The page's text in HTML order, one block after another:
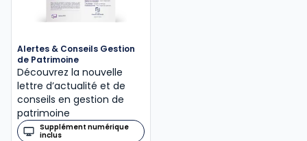
Alertes & Conseils Gestion
de Patrimoine
Découvrez la nouvelle
lettre d’actualité et de
conseils en gestion de
patrimoine
Supplément numérique
inclus